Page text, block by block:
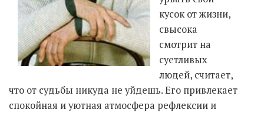
кусок от жизни,
свысока
смотрит на
суетливых
людей, считает,
что от судьбы никуда не уйдешь. Его привлекает
спокойная и уютная атмосфера рефлексии и